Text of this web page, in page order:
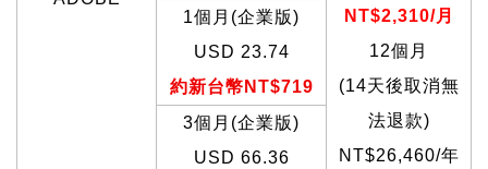
NT$2,310/月
12個月
(14天後取消無
法退款)
NT$26,460/年
1個月(企業版)
USD 23.74
約新台幣NT$719
3個月(企業版)
USD 66.36